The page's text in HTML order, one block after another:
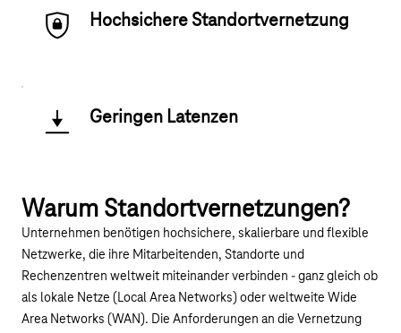
Hochsichere Standortvernetzung
Geringen Latenzen
Warum Standortvernetzungen?
Unternehmen benötigen hochsichere, skalierbare und flexible
Netzwerke, die ihre Mitarbeitenden, Standorte und
Rechenzentren weltweit miteinander verbinden - ganz gleich ob
als lokale Netze (Local Area Networks) oder weltweite Wide
Area Networks (WAN). Die Anforderungen an die Vernetzung